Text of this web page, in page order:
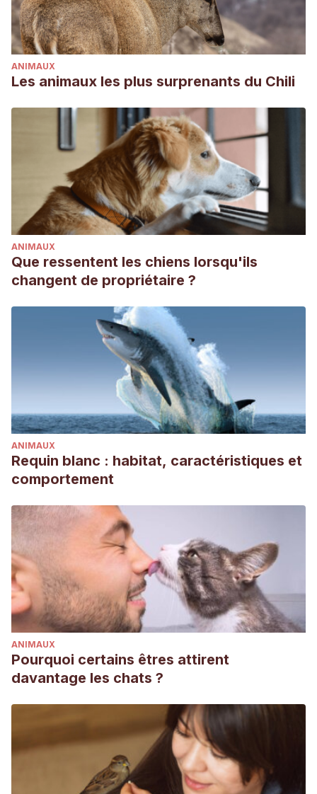
ANIMAUX
Les animaux les plus surprenants du Chili
ANIMAUX
Que ressentent les chiens lorsqu'ils
changent de propriétaire ?
ANIMAUX
Requin blanc : habitat, caractéristiques et
comportement
ANIMAUX
Pourquoi certains êtres attirent
davantage les chats ?